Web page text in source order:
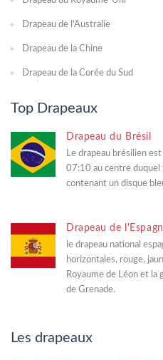
Drapeau de l'Australie
Drapeau de la Chine
Drapeau de la Corée du Sud
Top Drapeaux
Drapeau du Brésil
Le drapeau brésilien
07:10 au centre duquel
contenant un disque
Drapeau de
le drapeau national
horizontales, rouge,
Royaume de Léon et la
de Grenade.
Les drapeaux